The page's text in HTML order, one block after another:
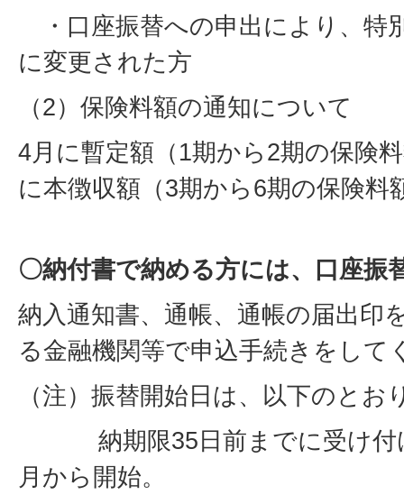
・口座振替への申出により、特
に変更された方
（2）保険料額の通知について
4月に暫定額（1期から2期の保険
に本徴収額（3期から6期の保険料
〇納付書で納める方には、口座振
納入通知書、通帳、通帳の届出印
る金融機関等で申込手続きをして
（注）振替開始日は、以下のとお
納期限35日前までに受け付
月から開始。